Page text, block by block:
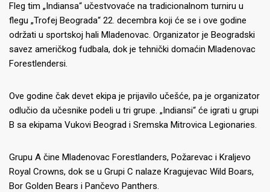
Fleg tim „Indiansa“ učestvovaće na tradicionalnom turniru u
flegu „Trofej Beograda“ 22. decembra koji će se i ove godine
održati u sportskoj hali Mladenovac. Organizator je Beogradski
savez američkog fudbala, dok je tehnički domaćin Mladenovac
Forestlendersi.
Ove godine čak devet ekipa je prijavilo učešće, pa je organizator
odlučio da učesnike podeli u tri grupe. „Indiansi“ će igrati u grupi
B sa ekipama Vukovi Beograd i Sremska Mitrovica Legionaries.
Grupu A čine Mladenovac Forestlanders, Požarevac i Kraljevo
Royal Crowns, dok se u Grupi C nalaze Kragujevac Wild Boars,
Bor Golden Bears i Pančevo Panthers.